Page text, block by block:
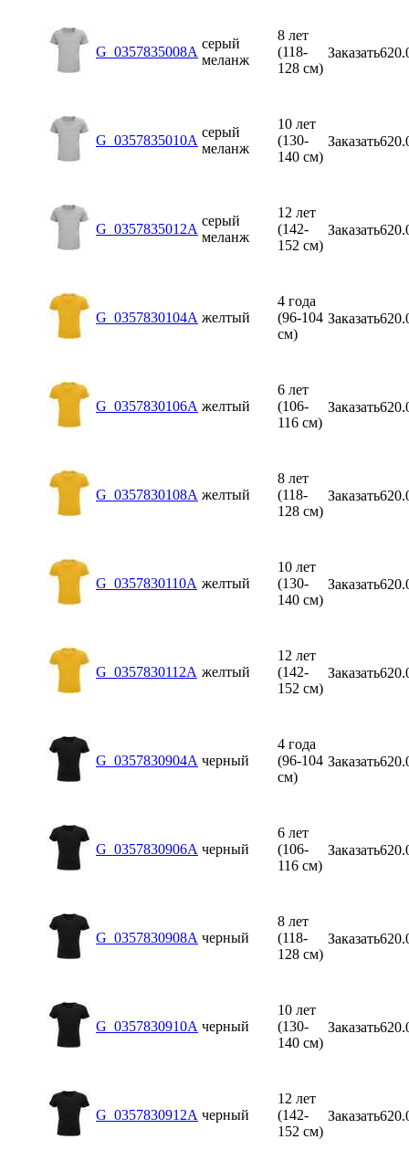
G_0357835008A
серый
меланж
8 лет
(118-
128 см)
Заказать
G_0357835010A
серый
меланж
10 лет
(130-
140 см)
Заказать
G_0357835012A
серый
меланж
12 лет
(142-
152 см)
Заказать
G_0357830104A желтый
4 года
(96-104
см)
Заказать
G_0357830106A желтый
6 лет
(106-
116 см)
Заказать
G_0357830108A желтый
8 лет
(118-
128 см)
Заказать
G_0357830110A желтый
10 лет
(130-
140 см)
Заказать
G_0357830112A желтый
12 лет
(142-
152 см)
Заказать
G_0357830904A черный
4 года
(96-104
см)
Заказать
G_0357830906A черный
6 лет
(106-
116 см)
Заказать
G_0357830908A черный
8 лет
(118-
128 см)
Заказать
G_0357830910A черный
10 лет
(130-
140 см)
Заказать
G_0357830912A черный
12 лет
(142-
152 см)
Заказать